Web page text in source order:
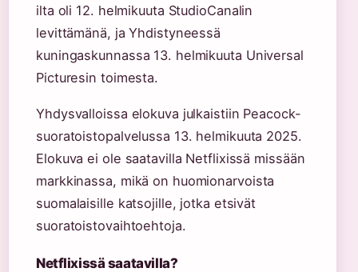
ilta oli 12. helmikuuta StudioCanalin
levittämänä, ja Yhdistyneessä
kuningaskunnassa 13. helmikuuta Universal
Picturesin toimesta.
Yhdysvalloissa elokuva julkaistiin Peacock-
suoratoistopalvelussa 13. helmikuuta 2025.
Elokuva ei ole saatavilla Netflixissä missään
markkinassa, mikä on huomionarvoista
suomalaisille katsojille, jotka etsivät
suoratoistovaihtoehtoja.
Netflixissä saatavilla?